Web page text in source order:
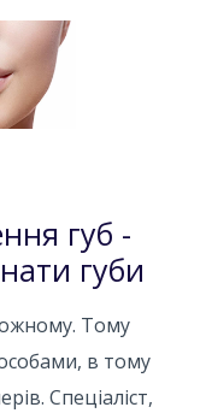
губ -
губи
Тому
в тому
Спеціаліст,